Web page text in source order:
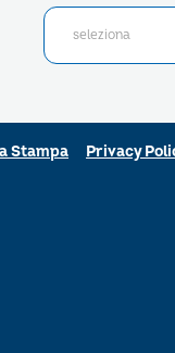
Stampa Privacy